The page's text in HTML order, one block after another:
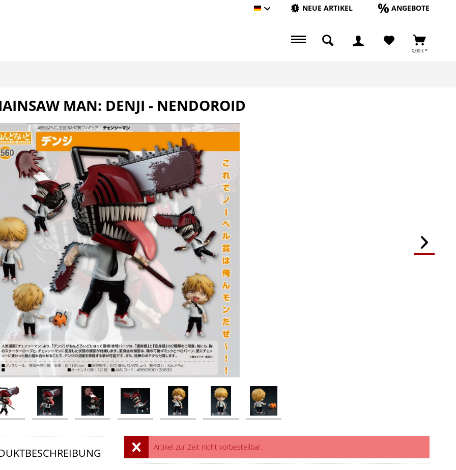
Hauptshop DeutschNEUE ARTIKEL ANGEBOTE
0,00 € *
MAN: DENJI - NENDOROID
Artikel zur Zeit nicht vorbestellbar.